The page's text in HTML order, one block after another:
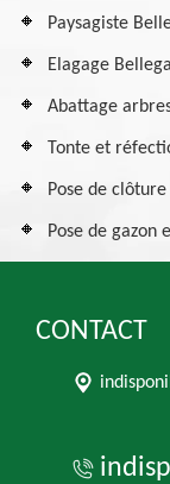
Paysagiste
Elagage
Abattage
Tonte et
Pose de
Pose de gazon
CONTACT